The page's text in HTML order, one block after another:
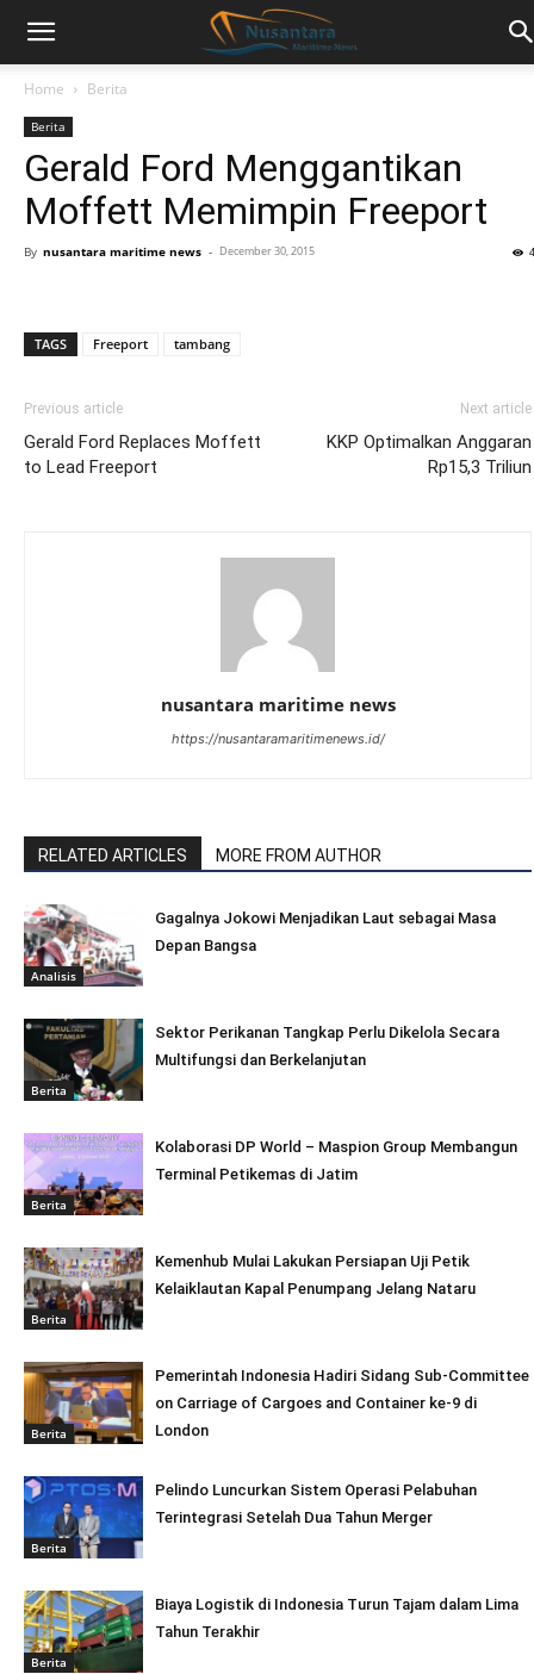
Home Berita
Berita
Gerald Ford Menggantikan
Moffett Memimpin Freeport
By nusantara maritime news - December 30, 2015
TAGS Freeport tambang
Previous article
Gerald Ford Replaces Moffett
to Lead Freeport
Next article
KKP Optimalkan Anggaran
Rp15,3 Triliun
nusantara maritime news
https://nusantaramaritimenews.id/
RELATED ARTICLES MORE FROM AUTHOR
Analisis
Gagalnya Jokowi Menjadikan Laut sebagai Masa
Depan Bangsa
Berita
Sektor Perikanan Tangkap Perlu Dikelola Secara
Multifungsi dan Berkelanjutan
Berita
Kolaborasi DP World – Maspion Group Membangun
Terminal Petikemas di Jatim
Berita
Kemenhub Mulai Lakukan Persiapan Uji Petik
Kelaiklautan Kapal Penumpang Jelang Nataru
Berita
Pemerintah Indonesia Hadiri Sidang Sub-Committee
on Carriage of Cargoes and Container ke-9 di
London
Berita
Pelindo Luncurkan Sistem Operasi Pelabuhan
Terintegrasi Setelah Dua Tahun Merger
Berita
Biaya Logistik di Indonesia Turun Tajam dalam Lima
Tahun Terakhir